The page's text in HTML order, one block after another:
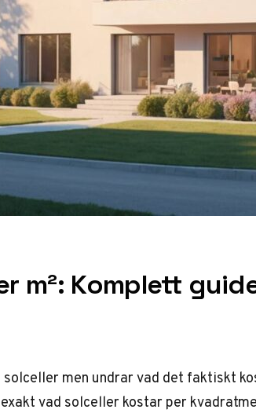
m²: Komplett
men undrar vad det faktiskt
vad solceller kostar per